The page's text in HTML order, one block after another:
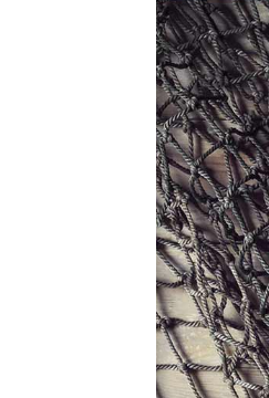
PVC-koho 75 x 120mm kantavuus 340g